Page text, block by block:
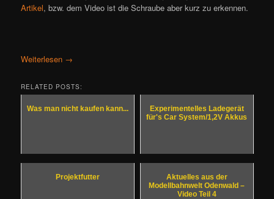
Artikel, bzw. dem Video ist die Schraube aber kurz zu erkennen.
Weiterlesen →
RELATED POSTS:
Was man nicht kaufen kann...
Experimentelles Ladegerät
für's Car System/1,2V Akkus
Projektfutter
Aktuelles aus der
Modellbahnwelt Odenwald –
Video Teil 4